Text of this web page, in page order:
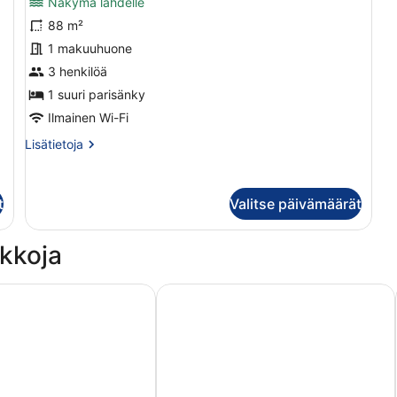
huonetyypin
Perhesviitti,
1
suuri
parisänky
kuvat
88 m²
1 makuuhuone
3 henkilöä
1 suuri parisänky
Ilmainen Wi-Fi
Lisätietoja
Lisätietoja
parisänky
Valitse päivämäärät
Le Méridien Goa, Calangute